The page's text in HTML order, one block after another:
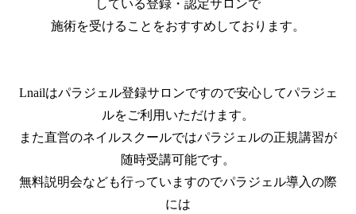
している登録・認定サロンで
施術を受けることをおすすめしております。
Lnailはパラジェル登録サロンですので安心してパラジェ
ルをご利用いただけます。
また直営のネイルスクールではパラジェルの正規講習が
随時受講可能です。
無料説明会なども行っていますのでパラジェル導入の際
には